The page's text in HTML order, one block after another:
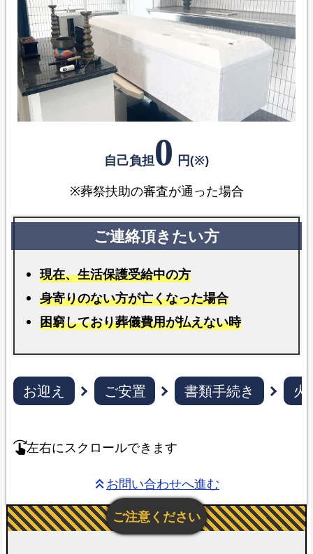
葬
場
祉
葬】
参
情
報
と
め
【有
申
請・
談
口
田
自己負担0 円(※)
※葬祭扶助の審査が通った場合
現在、生活保護受給中の方
身寄りのない方が亡くなった場合
困窮しており葬儀費用が払えない時
お迎え ご安置 書類手続き 火
swipe_right左右にスクロールできます
keyboard_double_arrow_upお問い合わせへ進む